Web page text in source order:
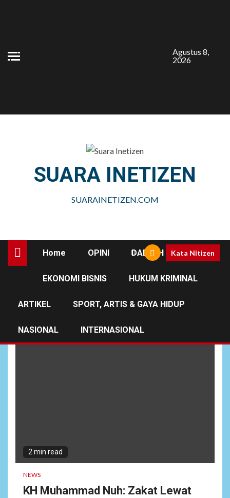
Agustus 8,
2026
SUARA INETIZEN
SUARAINETIZEN.COM
Home OPINI DAERAH
EKONOMI BISNIS HUKUM KRIMINAL
ARTIKEL SPORT, ARTIS & GAYA HIDUP
NASIONAL INTERNASIONAL
Kata Nitizen
2 min read
NEWS
KH Muhammad Nuh: Zakat Lewat